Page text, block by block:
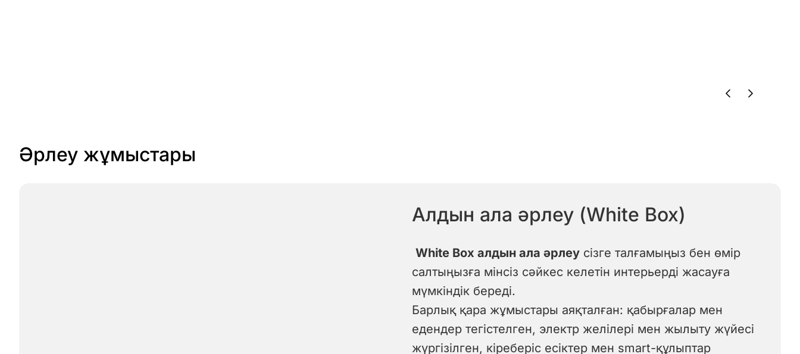
Әрлеу жұмыстары
Алдын ала әрлеу (White Box)
White Box алдын ала әрлеу сізге талғамыңыз бен өмір
салтыңызға мінсіз сәйкес келетін интерьерді жасауға
мүмкіндік береді.
Барлық қара жұмыстары аяқталған: қабырғалар мен
едендер тегістелген, электр желілері мен жылыту жүйесі
жүргізілген, кіреберіс есіктер мен smart-құлыптар